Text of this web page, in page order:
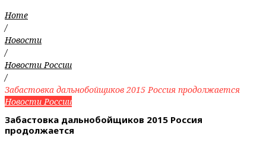
Home
/
Новости
/
Новости России
/
Забастовка дальнобойщиков 2015 Россия продолжается
Новости России
Забастовка дальнобойщиков 2015 Россия
продолжается